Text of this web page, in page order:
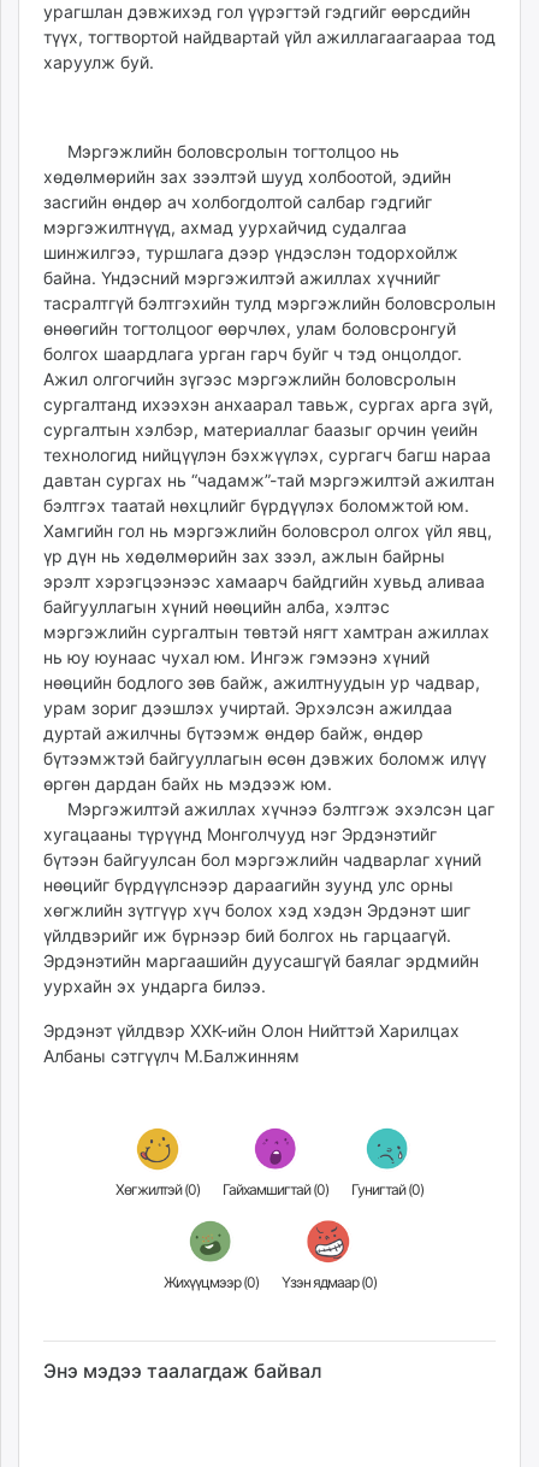
урагшлан дэвжихэд гол үүрэгтэй гэдгийг өөрсдийн
түүх, тогтвортой найдвартай үйл ажиллагаагаараа тод
харуулж буй.
Мэргэжлийн боловсролын тогтолцоо нь
хөдөлмөрийн зах зээлтэй шууд холбоотой, эдийн
засгийн өндөр ач холбогдолтой салбар гэдгийг
мэргэжилтнүүд, ахмад уурхайчид судалгаа
шинжилгээ, туршлага дээр үндэслэн тодорхойлж
байна. Үндэсний мэргэжилтэй ажиллах хүчнийг
тасралтгүй бэлтгэхийн тулд мэргэжлийн боловсролын
өнөөгийн тогтолцоог өөрчлөх, улам боловсронгуй
болгох шаардлага урган гарч буйг ч тэд онцолдог.
Ажил олгогчийн зүгээс мэргэжлийн боловсролын
сургалтанд ихээхэн анхаарал тавьж, сургах арга зүй,
сургалтын хэлбэр, материаллаг баазыг орчин үеийн
технологид нийцүүлэн бэхжүүлэх, сургагч багш нараа
давтан сургах нь “чадамж”-тай мэргэжилтэй ажилтан
бэлтгэх таатай нөхцлийг бүрдүүлэх боломжтой юм.
Хамгийн гол нь мэргэжлийн боловсрол олгох үйл явц,
үр дүн нь хөдөлмөрийн зах зээл, ажлын байрны
эрэлт хэрэгцээнээс хамаарч байдгийн хувьд аливаа
байгууллагын хүний нөөцийн алба, хэлтэс
мэргэжлийн сургалтын төвтэй нягт хамтран ажиллах
нь юу юунаас чухал юм. Ингэж гэмээнэ хүний
нөөцийн бодлого зөв байж, ажилтнуудын ур чадвар,
урам зориг дээшлэх учиртай. Эрхэлсэн ажилдаа
дуртай ажилчны бүтээмж өндөр байж, өндөр
бүтээмжтэй байгууллагын өсөн дэвжих боломж илүү
өргөн дардан байх нь мэдээж юм.
Мэргэжилтэй ажиллах хүчнээ бэлтгэж эхэлсэн цаг
хугацааны түрүүнд Монголчууд нэг Эрдэнэтийг
бүтээн байгуулсан бол мэргэжлийн чадварлаг хүний
нөөцийг бүрдүүлснээр дараагийн зуунд улс орны
хөгжлийн зүтгүүр хүч болох хэд хэдэн Эрдэнэт шиг
үйлдвэрийг иж бүрнээр бий болгох нь гарцаагүй.
Эрдэнэтийн маргаашийн дуусашгүй баялаг эрдмийн
уурхайн эх ундарга билээ.
Эрдэнэт үйлдвэр ХХК-ийн Олон Нийттэй Харилцах
Албаны сэтгүүлч М.Балжинням
Хөгжилтэй (0) Гайхамшигтай (0) Гунигтай (0)
Жихүүцмээр (0) Үзэн ядмаар (0)
Энэ мэдээ таалагдаж байвал